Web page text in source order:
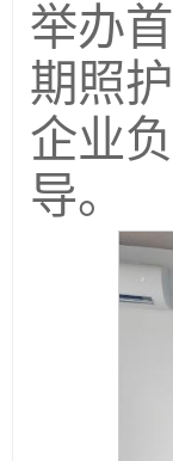
举办
期照
企业
导。